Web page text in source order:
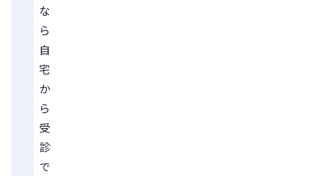
な
ら
自
宅
か
ら
受
診
で